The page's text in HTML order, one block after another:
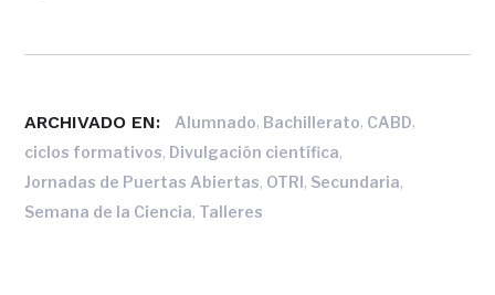
ARCHIVADO EN: Alumnado, Bachillerato, CABD,
ciclos formativos, Divulgación científica,
Jornadas de Puertas Abiertas, OTRI, Secundaria,
Semana de la Ciencia, Talleres